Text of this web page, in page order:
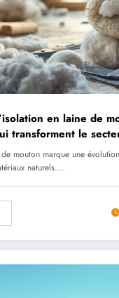
en laine de
transforment le
mouton marque une
naturels.…